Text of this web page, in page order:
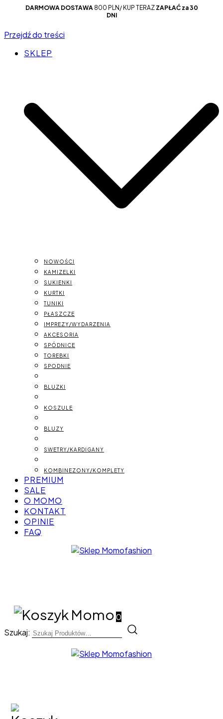
DARMOWA DOSTAWA800 PLN/ KUP TERAZ ZAPŁAĆ za 30
DNI
Przejdź do treści
SKLEP
NOWOŚCI
KAMIZELKI
SUKIENKI
KURTKI
TUNIKI
PŁASZCZE
IMPREZY/WYDARZENIA
AKCESORIA
SPÓDNICE
TOREBKI
SPODNIE
BLUZKI
KOSZULE
BLUZY
SWETRY/KARDIGANY
KOMBINEZONY/KOMPLETY
PREMIUM
SALE
O MOMO
KONTAKT
OPINIE
FAQ
Sklep Momofashion
– Gotowe stylizacje, unikatowe sukienki
0
Szukaj:
Sklep Momofashion
– Gotowe stylizacje, unikatowe sukienki